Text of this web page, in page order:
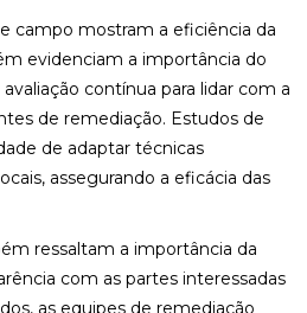
campo mostram a eficiência da
evidenciam a importância do
contínua para lidar com a
de remediação. Estudos de
de adaptar técnicas
assegurando a eficácia das
ressaltam a importância da
com as partes interessadas
as equipes de remediação